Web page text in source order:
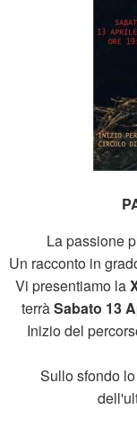
La passione
Un racconto in
Vi presentiamo la
terràSabato 13
Inizio del
Sullo sfondo